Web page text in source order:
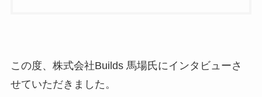
この度、株式会社Builds 馬場氏にインタビューさ
せていただきました。